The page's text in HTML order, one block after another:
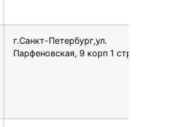
г.Санкт-Петербург,ул.
Парфеновская, 9 корп 1 стр 1